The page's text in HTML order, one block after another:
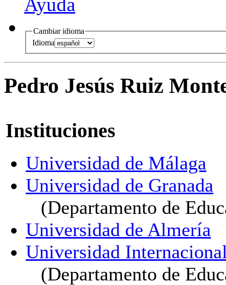
Cambiar idioma
Idioma
Pedro Jesús Ruiz
Instituciones
Universidad de Málaga
Universidad de Granada
(Departamento de
Universidad de Almería
Universidad
(Departamento de